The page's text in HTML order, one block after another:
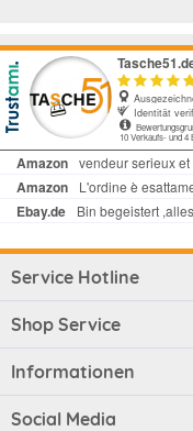
Service Hotline
Shop Service
Informationen
Social Media